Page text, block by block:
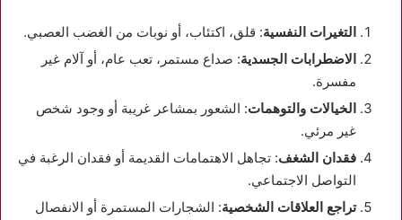
التغيرات النفسية: قلق، اكتئاب، أو نوبات من الغضب العصبي.
الاضطرابات الجسدية: صداع مستمر، تعب عام، أو آلام غير
مفسرة.
الخيالات والتوهمات: الشعور بمشاعر غريبة أو وجود شخص
غير مرئي.
فقدان الشغف: تجاهل الاهتمامات القديمة أو فقدان الرغبة في
التواصل الاجتماعي.
تراجع العلاقات الشخصية: الشجارات المستمرة أو الانفصال